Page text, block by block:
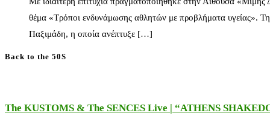
θέμα «Τρόποι ενδυνάμωσης αθλητών με προβλήματα υγείας».
Παξιμάδη, η οποία ανέπτυξε […]
Back to the 50S
The KUSTOMS & The SENCES Live | “ATHENS